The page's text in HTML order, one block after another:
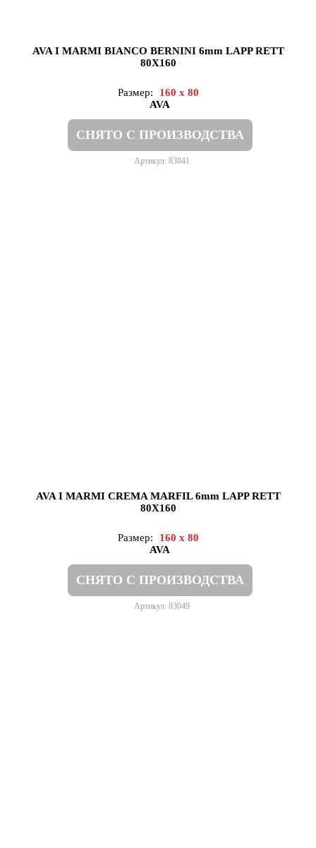
AVA I MARMI BIANCO BERNINI 6mm LAPP RETT
80X160
Размер:
160 x 80
AVA
СНЯТО С ПРОИЗВОДСТВА
Артикул: 83041
AVA I MARMI CREMA MARFIL 6mm LAPP RETT
80X160
Размер:
160 x 80
AVA
СНЯТО С ПРОИЗВОДСТВА
Артикул: 83049